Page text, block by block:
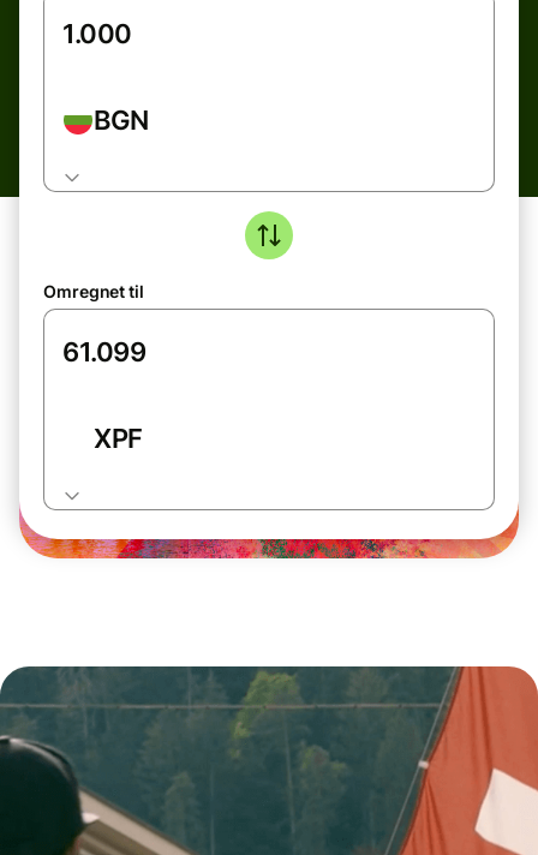
BGN
Omregnet til
XPF